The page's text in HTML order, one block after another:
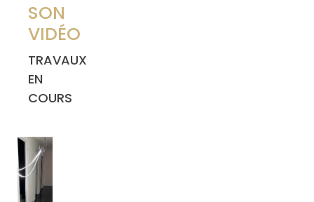
SON
VIDÉO
TRAVAUX
EN
COURS